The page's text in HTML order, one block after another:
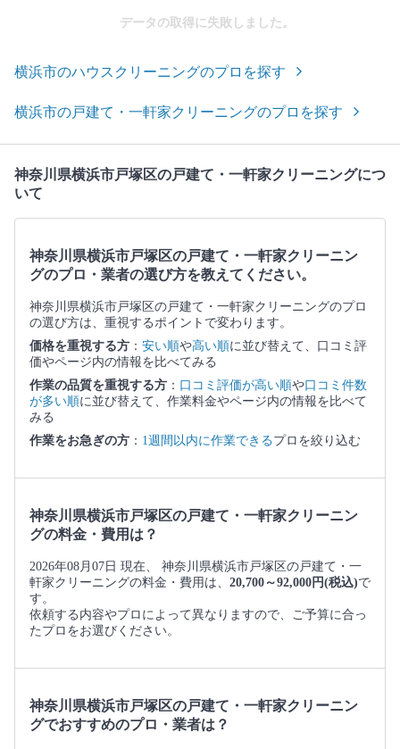
データの取得に失敗しました。
横浜市のハウスクリーニングのプロを探す
横浜市の戸建て・一軒家クリーニングのプロを探す
神奈川県横浜市戸塚区の戸建て・一軒家クリーニングにつ
いて
神奈川県横浜市戸塚区の戸建て・一軒家クリーニン
グのプロ・業者の選び方を教えてください。
神奈川県横浜市戸塚区の戸建て・一軒家クリーニングのプロ
の選び方は、重視するポイントで変わります。
価格を重視する方 ： 安い順や高い順に並び替えて、口コミ評
価やページ内の情報を比べてみる
作業の品質を重視する方 ： 口コミ評価が高い順や口コミ件数
が多い順に並び替えて、作業料金やページ内の情報を比べて
みる
作業をお急ぎの方 ： 1週間以内に作業できるプロを絞り込む
神奈川県横浜市戸塚区の戸建て・一軒家クリーニン
グの料金・費用は？
2026年08月07日 現在、 神奈川県横浜市戸塚区の戸建て・一
軒家クリーニングの料金・費用は、 20,700～92,000円(税込)で
す。
依頼する内容やプロによって異なりますので、ご予算に合っ
たプロをお選びください。
神奈川県横浜市戸塚区の戸建て・一軒家クリーニン
グでおすすめのプロ・業者は？